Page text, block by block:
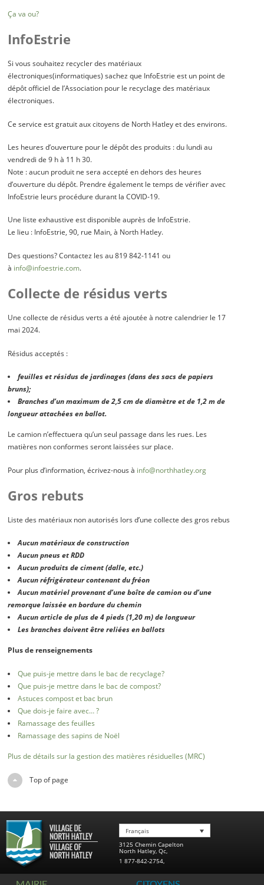
Ça va ou?
InfoEstrie
Si vous souhaitez recycler des matériaux
électroniques(informatiques) sachez que InfoEstrie est un point de
dépôt officiel de l’Association pour le recyclage des matériaux
électroniques.
Ce service est gratuit aux citoyens de North Hatley et des environs.
Les heures d’ouverture pour le dépôt des produits : du lundi au
vendredi de 9 h à 11 h 30.
Note : aucun produit ne sera accepté en dehors des heures
d’ouverture du dépôt. Prendre également le temps de vérifier avec
InfoEstrie leurs procédure durant la COVID-19.
Une liste exhaustive est disponible auprès de InfoEstrie.
Le lieu : InfoEstrie, 90, rue Main, à North Hatley.
Des questions? Contactez les au 819 842-1141 ou
à info@infoestrie.com.
Collecte de résidus verts
Une collecte de résidus verts a été ajoutée à notre calendrier le 17
mai 2024.
Résidus acceptés :
feuilles et résidus de jardinages (dans des sacs de papiers
bruns);
Branches d’un maximum de 2,5 cm de diamètre et de 1,2 m de
longueur attachées en ballot.
Le camion n’effectuera qu’un seul passage dans les rues. Les
matières non conformes seront laissées sur place.
Pour plus d’information, écrivez-nous à info@northhatley.org
Gros rebuts
Liste des matériaux non autorisés lors d’une collecte des gros rebus
Aucun matériaux de construction
Aucun pneus et RDD
Aucun produits de ciment (dalle, etc.)
Aucun réfrigérateur contenant du fréon
Aucun matériel provenant d’une boîte de camion ou d’une
remorque laissée en bordure du chemin
Aucun article de plus de 4 pieds (1,20 m) de longueur
Les branches doivent être reliées en ballots
Plus de renseignements
Que puis-je mettre dans le bac de recyclage?
Que puis-je mettre dans le bac de compost?
Astuces compost et bac brun
Que dois-je faire avec… ?
Ramassage des feuilles
Ramassage des sapins de Noël
Plus de détails sur la gestion des matières résiduelles (MRC)
Top of page
Français
3125 Chemin Capelton
North Hatley, Qc,
1 877-842-2754,